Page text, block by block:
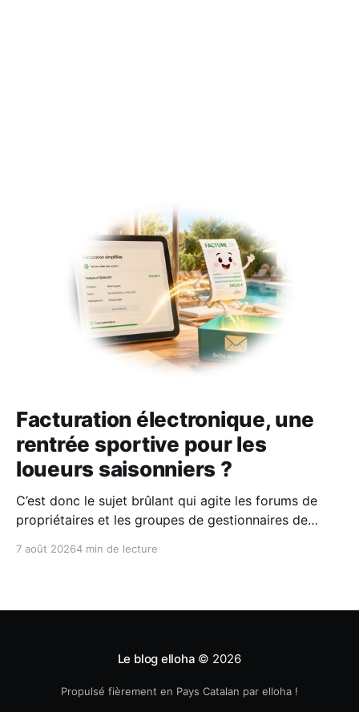
Facturation électronique, une
rentrée sportive pour les
loueurs saisonniers ?
C’est donc le sujet brûlant qui agite les forums de
propriétaires et les groupes de gestionnaires de
obligatoire débarque le 1er septembre 2026 et les
DGFIP, à quelques semaines du
7 août 20264 min de lecture
Le blog elloha © 2026
Propulsé fièrement en Pays Catalan par elloha !